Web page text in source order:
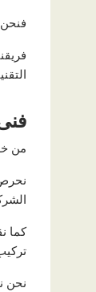
فنحن
من
كما
نحن